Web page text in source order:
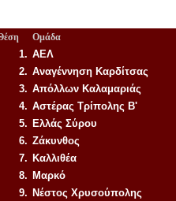
Ομάδα
1. ΑΕΛ
2. Αναγέννηση Καρδίτσας
3. Απόλλων Καλαμαριάς
4. Αστέρας Τρίπολης Β'
5. Ελλάς Σύρου
6. Ζάκυνθος
7. Καλλιθέα
8. Μαρκό
9. Νέστος Χρυσούπολης